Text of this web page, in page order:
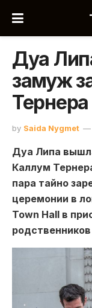
Дуа
замуж
Тернера
by Saida Nygmet
Дуа Липа
Каллум
пара тайно
церемонии в
Town Hall в